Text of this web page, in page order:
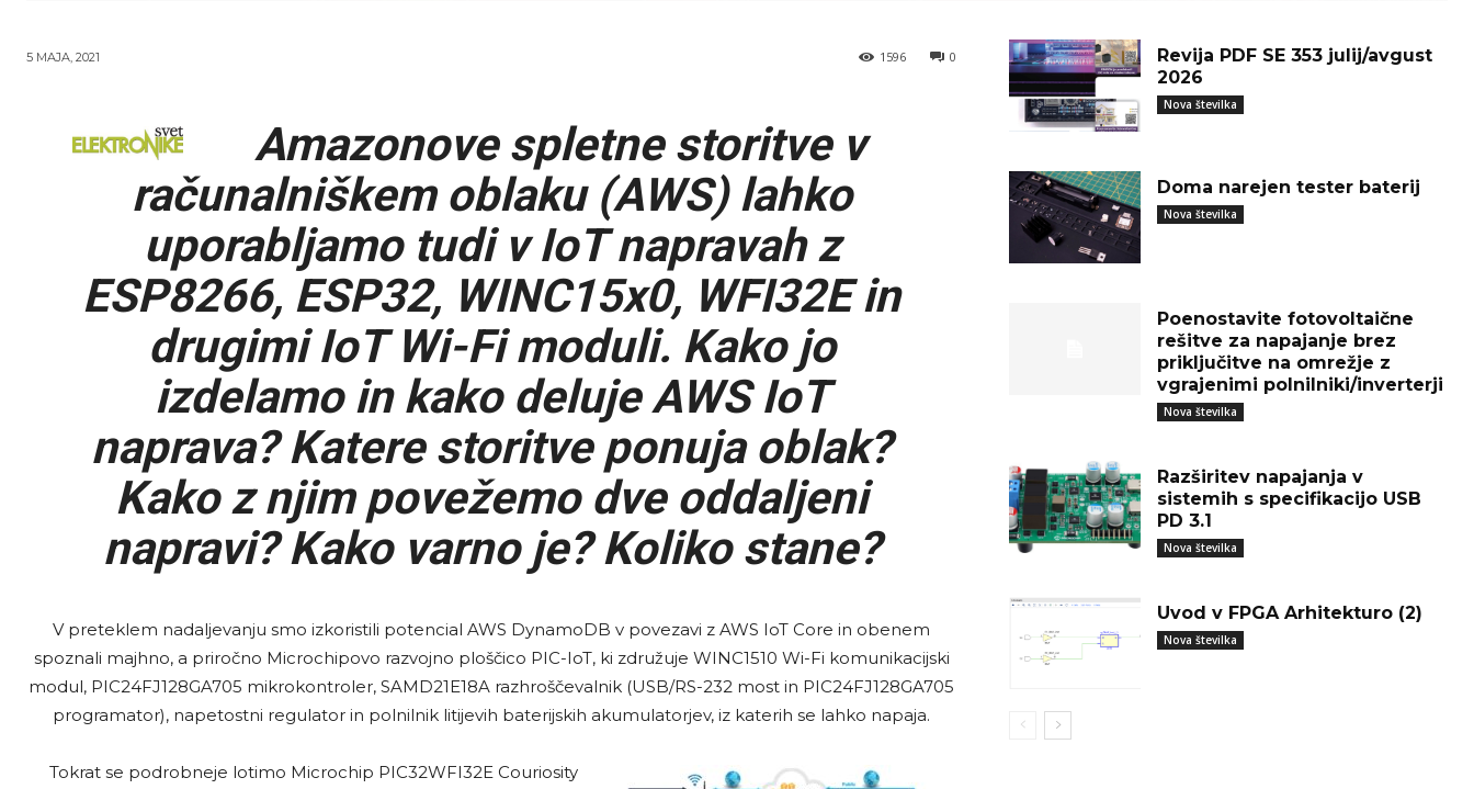
5 MAJA, 2021 0
1596
Amazonove spletne storitve v
računalniškem oblaku (AWS) lahko
uporabljamo tudi v IoT napravah z
ESP8266, ESP32, WINC15x0, WFI32E in
drugimi IoT Wi-Fi moduli. Kako jo
izdelamo in kako deluje AWS IoT
naprava? Katere storitve ponuja oblak?
Kako z njim povežemo dve oddaljeni
napravi? Kako varno je? Koliko stane?
V preteklem nadaljevanju smo izkoristili potencial AWS DynamoDB v povezavi z AWS IoT Core in obenem
spoznali majhno, a priročno Microchipovo razvojno ploščico PIC-IoT, ki združuje WINC1510 Wi-Fi komunikacijski
modul, PIC24FJ128GA705 mikrokontroler, SAMD21E18A razhroščevalnik (USB/RS-232 most in PIC24FJ128GA705
programator), napetostni regulator in polnilnik litijevih baterijskih akumulatorjev, iz katerih se lahko napaja.
Tokrat se podrobneje lotimo Microchip PIC32WFI32E Couriosity
Revija PDF SE 353 julij/avgust
2026
Nova številka
Doma narejen tester baterij
Nova številka
Poenostavite fotovoltaične
rešitve za napajanje brez
priključitve na omrežje z
vgrajenimi polnilniki/inverterji
Nova številka
Razširitev napajanja v
sistemih s specifikacijo USB
PD 3.1
Nova številka
Uvod v FPGA Arhitekturo (2)
Nova številka